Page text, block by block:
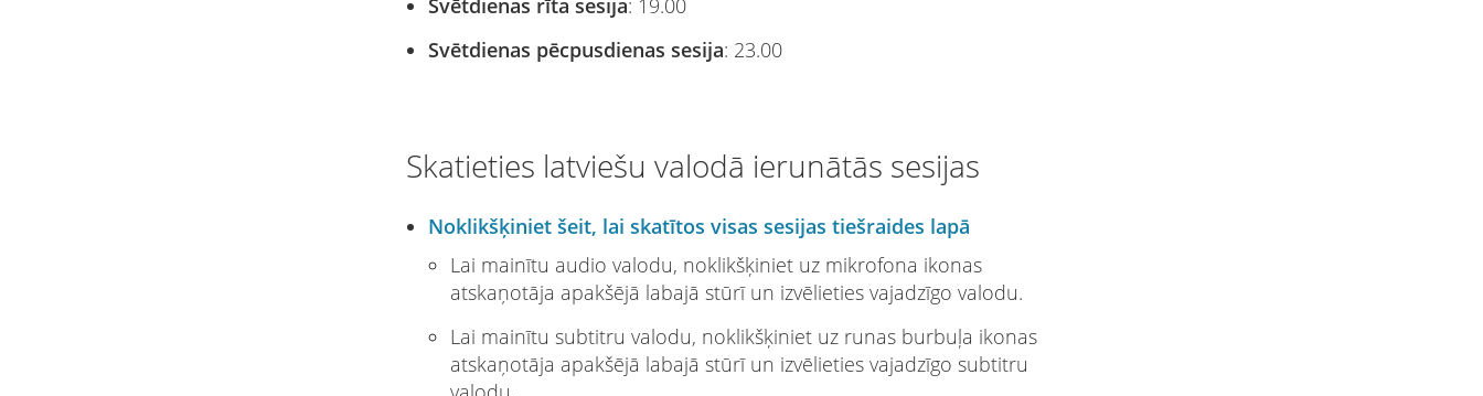
Svētdienas rīta sesija: 19.00
Svētdienas pēcpusdienas sesija: 23.00
Skatieties latviešu valodā ierunātās sesijas
Noklikšķiniet šeit, lai skatītos visas sesijas tiešraides lapā
Lai mainītu audio valodu, noklikšķiniet uz mikrofona ikonas
atskaņotāja apakšējā labajā stūrī un izvēlieties vajadzīgo valodu.
Lai mainītu subtitru valodu, noklikšķiniet uz runas burbuļa ikonas
atskaņotāja apakšējā labajā stūrī un izvēlieties vajadzīgo subtitru